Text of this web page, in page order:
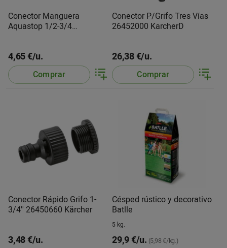
Conector Manguera
Aquastop 1/2-3/4
4,65 €/u.
Comprar
Conector P/Grifo Tres Vías
26452000 KarcherD
26,38 €/u.
Comprar
Conector Rápido Grifo 1-
3/4'' 26450660 Kärcher
3,48 €/u.
Césped rústico y decorativo
Batlle
5 kg.
29,9 €/u. (5,98 €/kg.)